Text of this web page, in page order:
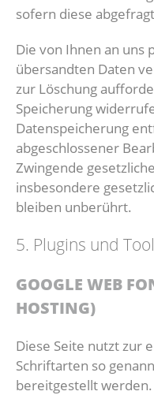
sofern diese
Die von Ihnen an uns
übersandten Daten
zur Löschung
Speicherung
Datenspeicherung
abgeschlossener
Zwingende
insbesondere
bleiben unberührt.
5. Plugins und
GOOGLE WEB
HOSTING)
Diese Seite nutzt zur
Schriftarten so
bereitgestellt werden.